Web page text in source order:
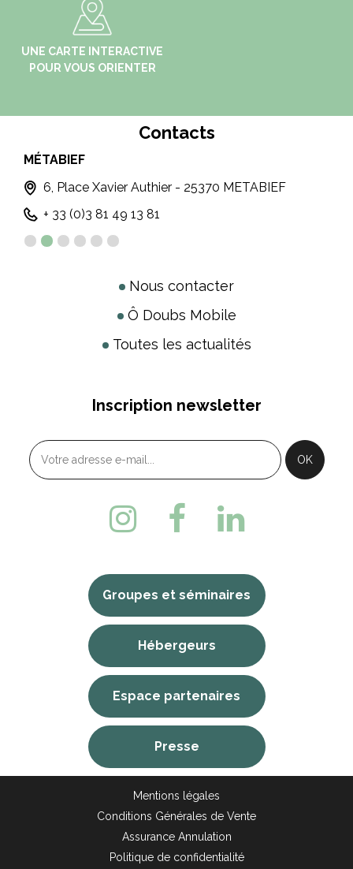
UNE CARTE INTERACTIVE
POUR VOUS ORIENTER
Contacts
MÉTABIEF
6, Place Xavier Authier - 25370 METABIEF
+ 33 (0)3 81 49 13 81
Nous contacter
Ô Doubs Mobile
Toutes les actualités
Inscription newsletter
Groupes et séminaires
Hébergeurs
Espace partenaires
Presse
Mentions légales
Conditions Générales de Vente
Assurance Annulation
Politique de confidentialité